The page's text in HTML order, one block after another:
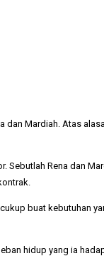
Mardiah. Atas
Rena dan
buat kebutuhan
hidup yang ia